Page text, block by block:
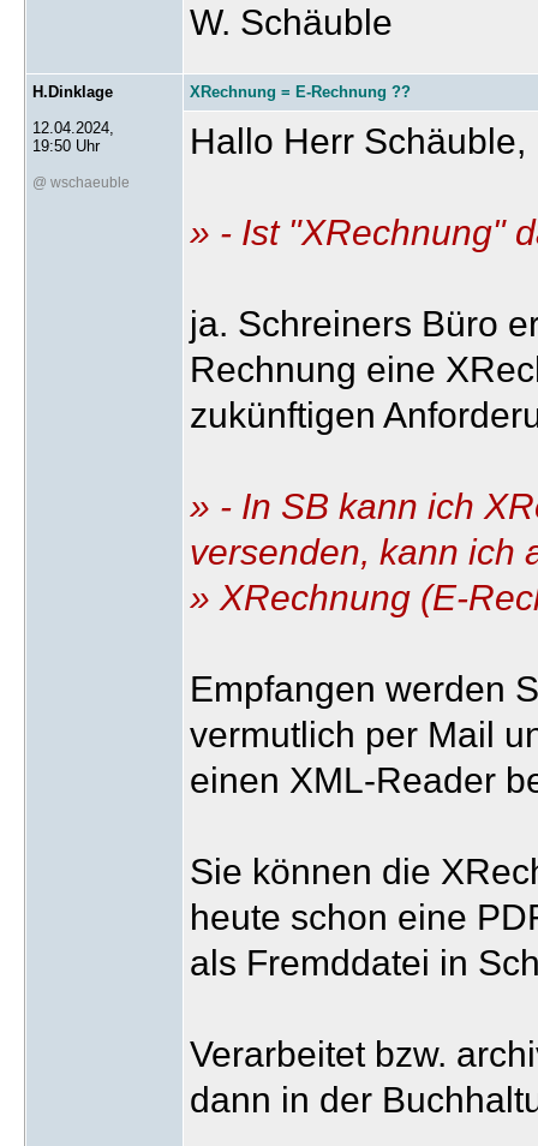
W. Schäuble
H.Dinklage
12.04.2024,
19:50 Uhr
@ wschaeuble
XRechnung = E-Rechnung ??
Hallo Herr Schäuble,
» - Ist "XRechnung"
ja. Schreiners Büro
Rechnung eine
zukünftigen
» - In SB kann ich
versenden, kann ich
» XRechnung (E-
Empfangen werden
vermutlich per Mail
einen XML-Reader
Sie können die
heute schon eine
als Fremddatei in
Verarbeitet bzw.
dann in der